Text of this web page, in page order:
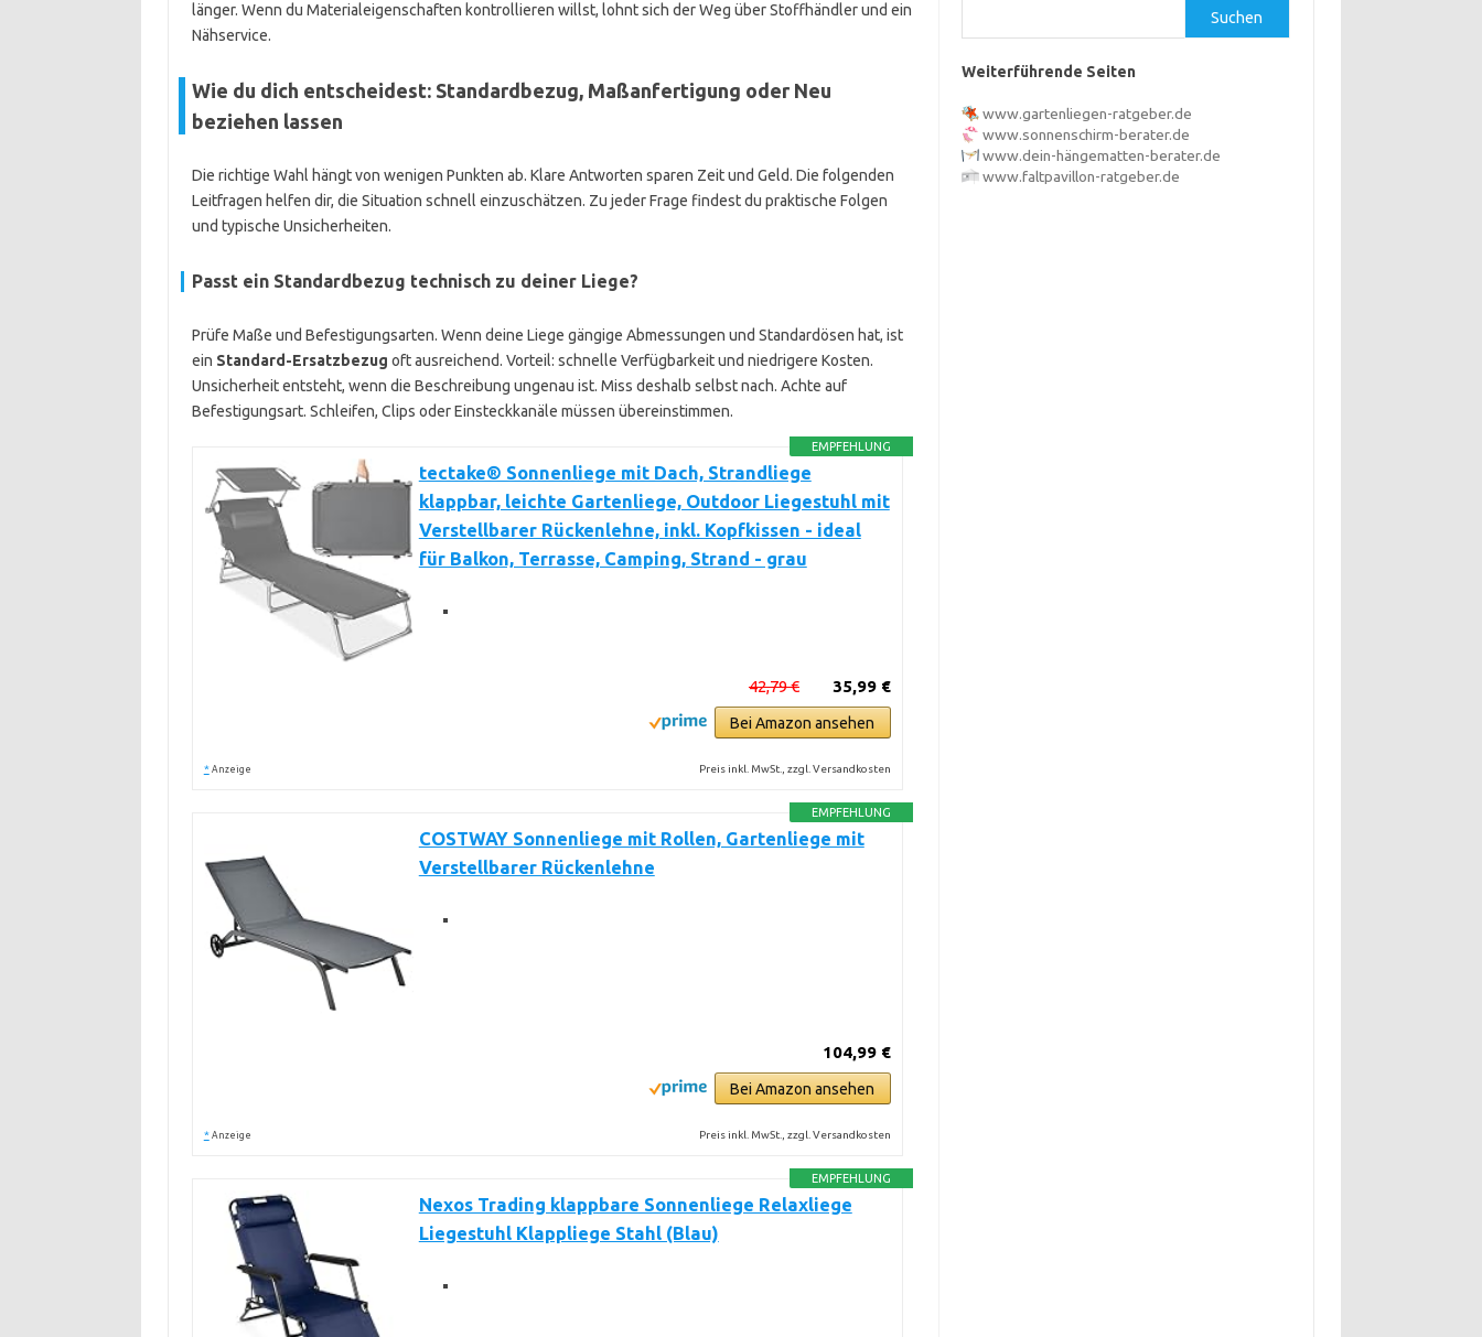
länger. Wenn du Materialeigenschaften kontrollieren willst, lohnt sich der Weg über Stoffhändler und ein
Nähservice.
Wie du dich entscheidest: Standardbezug, Maßanfertigung oder Neu
beziehen lassen
Die richtige Wahl hängt von wenigen Punkten ab. Klare Antworten sparen Zeit und Geld. Die folgenden
Leitfragen helfen dir, die Situation schnell einzuschätzen. Zu jeder Frage findest du praktische Folgen
und typische Unsicherheiten.
Passt ein Standardbezug technisch zu deiner Liege?
Prüfe Maße und Befestigungsarten. Wenn deine Liege gängige Abmessungen und Standardösen hat, ist
ein Standard-Ersatzbezug oft ausreichend. Vorteil: schnelle Verfügbarkeit und niedrigere Kosten.
Unsicherheit entsteht, wenn die Beschreibung ungenau ist. Miss deshalb selbst nach. Achte auf
Befestigungsart. Schleifen, Clips oder Einsteckkanäle müssen übereinstimmen.
EMPFEHLUNG
tectake® Sonnenliege mit Dach, Strandliege
klappbar, leichte Gartenliege, Outdoor Liegestuhl mit
Verstellbarer Rückenlehne, inkl. Kopfkissen - ideal
für Balkon, Terrasse, Camping, Strand - grau
35,99 €
42,79 €
Bei Amazon ansehen
* Anzeige Preis inkl. MwSt., zzgl. Versandkosten
EMPFEHLUNG
COSTWAY Sonnenliege mit Rollen, Gartenliege mit
Verstellbarer Rückenlehne
104,99 €
Bei Amazon ansehen
* Anzeige Preis inkl. MwSt., zzgl. Versandkosten
EMPFEHLUNG
Nexos Trading klappbare Sonnenliege Relaxliege
Liegestuhl Klappliege Stahl (Blau)
Suchen
Weiterführende Seiten
www.gartenliegen-ratgeber.de
www.sonnenschirm-berater.de
www.dein-hängematten-berater.de
www.faltpavillon-ratgeber.de